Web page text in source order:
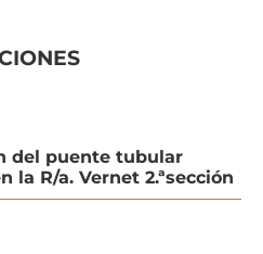
del puente tubular
la R/a. Vernet 2.ªsección